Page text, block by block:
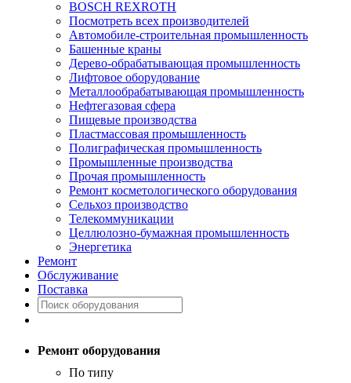
BOSCH REXROTH
Посмотреть всех производителей
Автомобиле-строительная промышленность
Башенные краны
Дерево-обрабатывающая промышленность
Лифтовое оборудование
Металлообрабатывающая промышленность
Нефтегазовая сфера
Пищевые производства
Пластмассовая промышленность
Полиграфическая промышленность
Промышленные производства
Прочая промышленность
Ремонт косметологического оборудования
Сельхоз производство
Телекоммуникации
Целлюлозно-бумажная промышленность
Энергетика
Ремонт
Обслуживание
Поставка
Ремонт оборудования
По типу